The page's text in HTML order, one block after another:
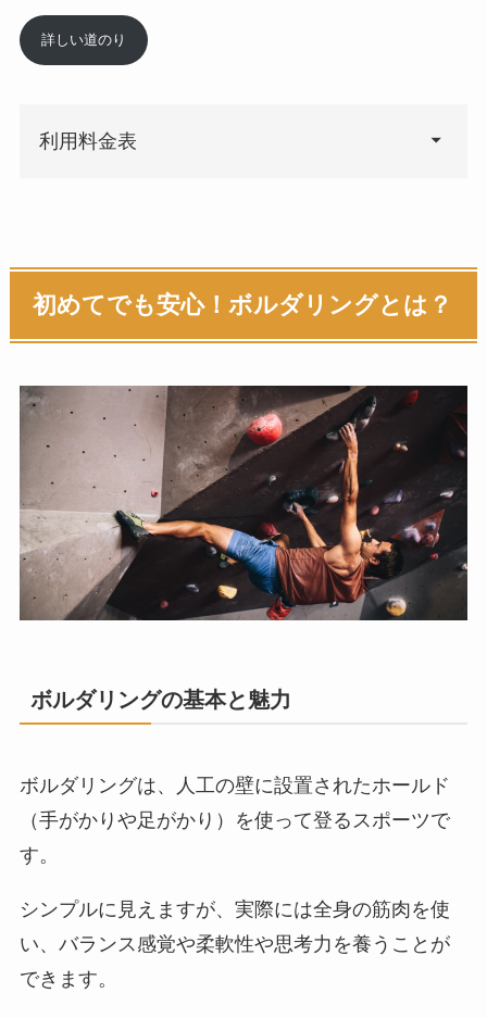
詳しい道のり
利用料金表
会員登録料 ￥2,000
初めてでも安心！ボルダリングとは？
ボルダリングの基本と魅力
ボルダリングは、人工の壁に設置されたホールド
（手がかりや足がかり）を使って登るスポーツで
す。
シンプルに見えますが、実際には全身の筋肉を使
い、バランス感覚や柔軟性や思考力を養うことが
できます。